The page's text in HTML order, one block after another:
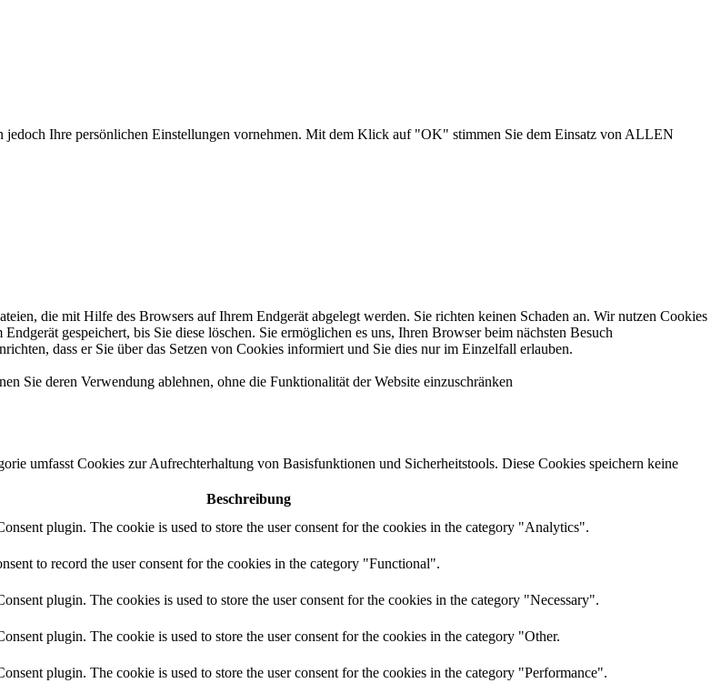
jedoch Ihre persönlichen Einstellungen vornehmen. Mit dem Klick auf "OK" stimmen Sie dem Einsatz von ALLEN
die mit Hilfe des Browsers auf Ihrem Endgerät abgelegt werden. Sie richten keinen Schaden an. Wir nutzen Cookies
gespeichert, bis Sie diese löschen. Sie ermöglichen es uns, Ihren Browser beim nächsten Besuch
dass er Sie über das Setzen von Cookies informiert und Sie dies nur im Einzelfall erlauben.
Sie deren Verwendung ablehnen, ohne die Funktionalität der Website einzuschränken
umfasst Cookies zur Aufrechterhaltung von Basisfunktionen und Sicherheitstools. Diese Cookies speichern keine
Beschreibung
plugin. The cookie is used to store the user consent for the cookies in the category "Analytics".
to record the user consent for the cookies in the category "Functional".
plugin. The cookies is used to store the user consent for the cookies in the category "Necessary".
plugin. The cookie is used to store the user consent for the cookies in the category "Other.
plugin. The cookie is used to store the user consent for the cookies in the category "Performance".